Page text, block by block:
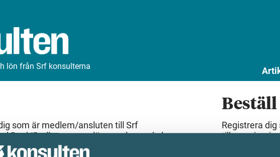
lön från Srf konsulterna
som är medlem/ansluten till Srf
BankID eller samma lösenord som du har
Registrera
till